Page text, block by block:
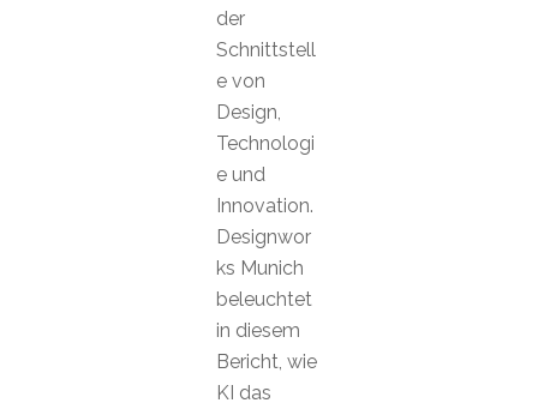
der
Schnittstell
e von
Design,
Technologi
e und
Innovation.
Designwor
ks Munich
beleuchtet
in diesem
Bericht, wie
KI das